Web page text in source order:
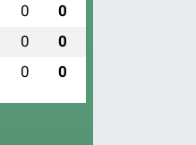
0 0
0 0
0 0